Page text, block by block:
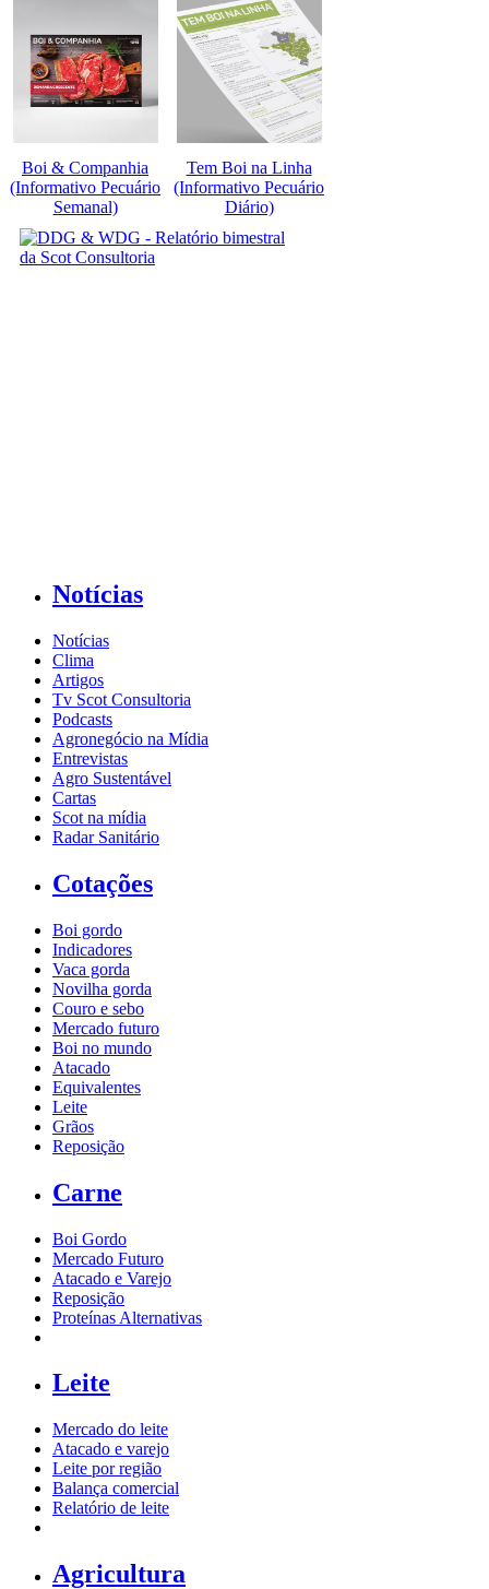
Boi & Companhia
(Informativo Pecuário
Semanal)
Tem Boi na Linha
(Informativo Pecuário
Diário)
Notícias
Notícias
Clima
Artigos
Tv Scot Consultoria
Podcasts
Agronegócio na Mídia
Entrevistas
Agro Sustentável
Cartas
Scot na mídia
Radar Sanitário
Cotações
Boi gordo
Indicadores
Vaca gorda
Novilha gorda
Couro e sebo
Mercado futuro
Boi no mundo
Atacado
Equivalentes
Leite
Grãos
Reposição
Carne
Boi Gordo
Mercado Futuro
Atacado e Varejo
Reposição
Proteínas Alternativas
Leite
Mercado do leite
Atacado e varejo
Leite por região
Balança comercial
Relatório de leite
Agricultura